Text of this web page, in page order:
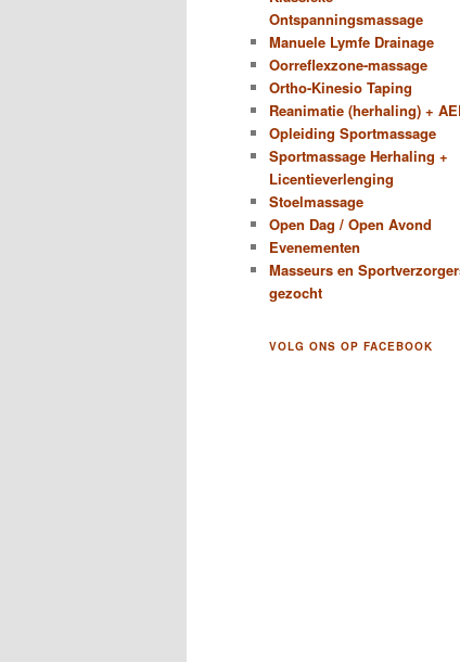
Ontspanningsmassage
Manuele Lymfe Drainage
Oorreflexzone-massage
Ortho-Kinesio Taping
Reanimatie (herhaling) +
Opleiding Sportmassage
Sportmassage Herhaling +
Licentieverlenging
Stoelmassage
Open Dag / Open Avond
Evenementen
Masseurs en
gezocht
VOLG ONS OP FACEBOOK